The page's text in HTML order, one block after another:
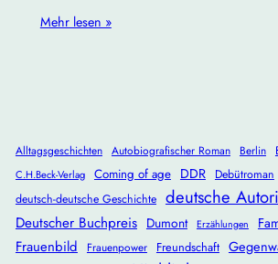
Mehr lesen »
Alltagsgeschichten Autobiografischer Roman Berlin
C.H.Beck-Verlag Coming of age DDR
Debütroman
deutsch-deutsche Geschichte deutsche
Deutscher Buchpreis Dumont Erzählungen
Frauenbild Frauenpower Freundschaft